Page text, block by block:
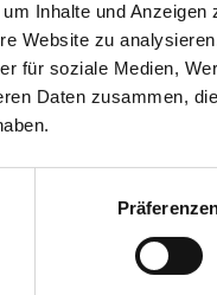
Inhalte und
Website zu
für soziale Medien,
Daten zusammen,
STANDORT
Bitte